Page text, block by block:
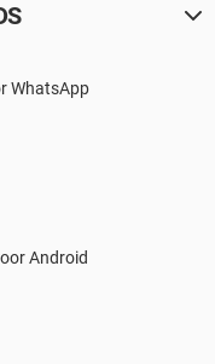
WhatsApp
Android